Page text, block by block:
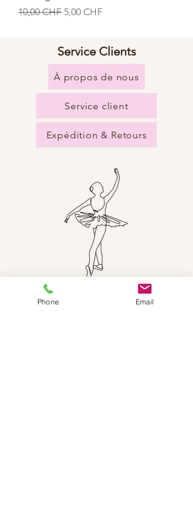
Prix original
10,00 CHF Prix promotionnel
5,00 CHF
Service Clients
À propos de nous
Service client
Expédition & Retours
Phone Email